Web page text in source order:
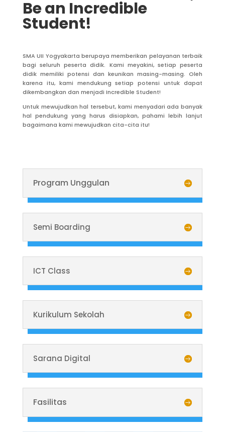
Be an Incredible
Student!
SMA UII Yogyakarta berupaya memberikan pelayanan terbaik
bagi seluruh peserta didik. Kami meyakini, setiap peserta
didik memiliki potensi dan keunikan masing-masing. Oleh
karena itu, kami mendukung setiap potensi untuk dapat
dikembangkan dan menjadi Incredible Student!
Untuk mewujudkan hal tersebut, kami menyadari ada banyak
hal pendukung yang harus disiapkan, pahami lebih lanjut
bagaimana kami mewujudkan cita-cita itu!
Program Unggulan
Semi Boarding
ICT Class
Kurikulum Sekolah
Sarana Digital
Fasilitas